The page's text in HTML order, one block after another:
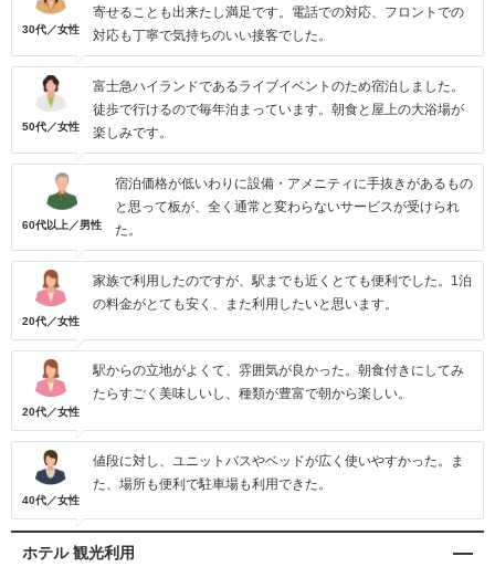
30代／女性
寄せることも出来たし満足です。電話での対応、フロントでの
対応も丁寧で気持ちのいい接客でした。
50代／女性
富士急ハイランドであるライブイベントのため宿泊しました。
徒歩で行けるので毎年泊まっています。朝食と屋上の大浴場が
楽しみです。
60代以上／男性
宿泊価格が低いわりに設備・アメニティに手抜きがあるもの
と思って板が、全く通常と変わらないサービスが受けられ
た。
20代／女性
家族で利用したのですが、駅までも近くとても便利でした。1泊
の料金がとても安く、また利用したいと思います。
20代／女性
駅からの立地がよくて、雰囲気が良かった。朝食付きにしてみ
たらすごく美味しいし、種類が豊富で朝から楽しい。
40代／女性
値段に対し、ユニットバスやベッドが広く使いやすかった。ま
た、場所も便利で駐車場も利用できた。
ホテル 観光利用